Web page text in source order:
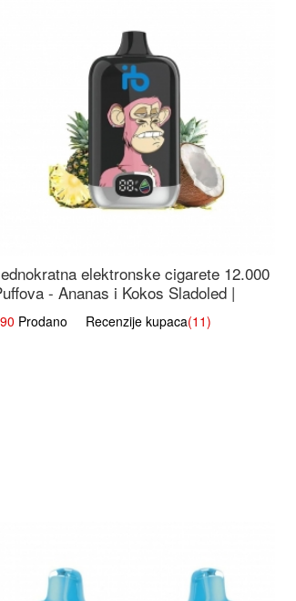
elektronske cigarete 12.000
- Ananas i Kokos Sladoled |
Desert
Prodano Recenzije kupaca(11)